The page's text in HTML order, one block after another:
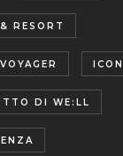
RESORT
ICON
DI WE:LL